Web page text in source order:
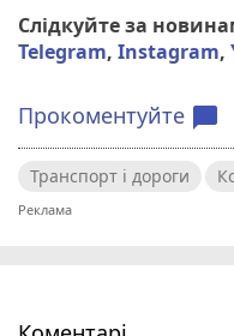
Слідкуйте за
Telegram, Instagram,
Прокоментуйте chat_bubble
Транспорт і дороги